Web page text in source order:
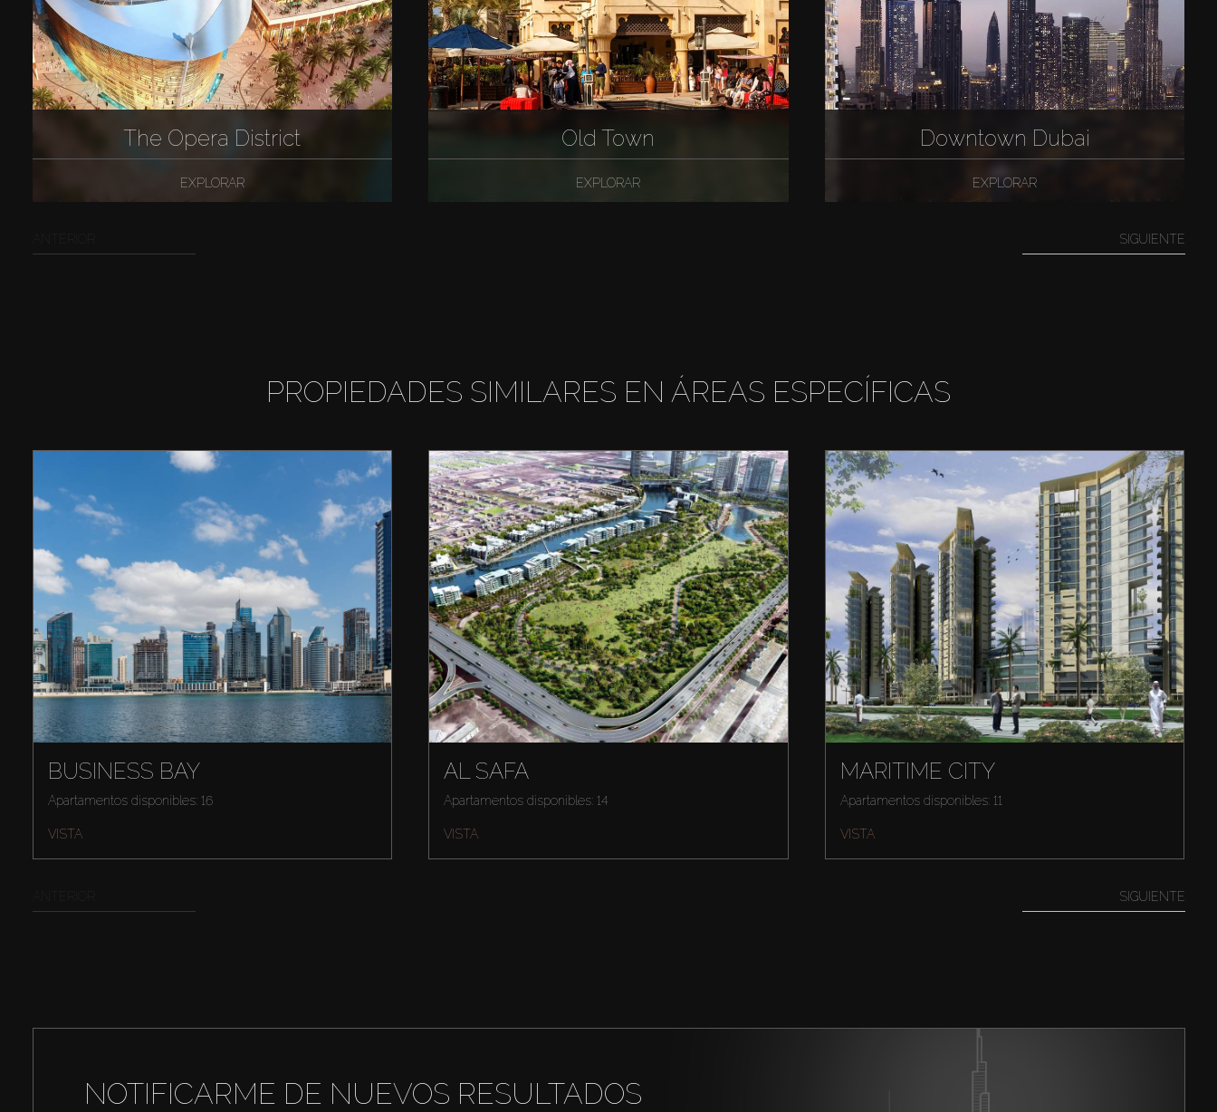
The Opera District
EXPLORAR
Old Town
EXPLORAR
Downtown Dubai
EXPLORAR
SIGUIENTE
PROPIEDADES SIMILARES EN ÁREAS ESPECÍFICAS
BUSINESS BAY
Apartamentos disponibles: 16
VISTA
AL SAFA
Apartamentos disponibles: 14
VISTA
MARITIME CITY
Apartamentos disponibles: 11
VISTA
SIGUIENTE
NOTIFICARME DE NUEVOS RESULTADOS